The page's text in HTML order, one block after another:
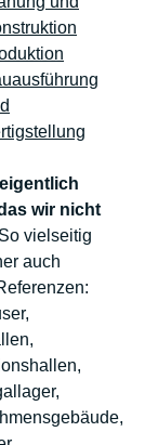
wir nicht
So vielseitig
auch